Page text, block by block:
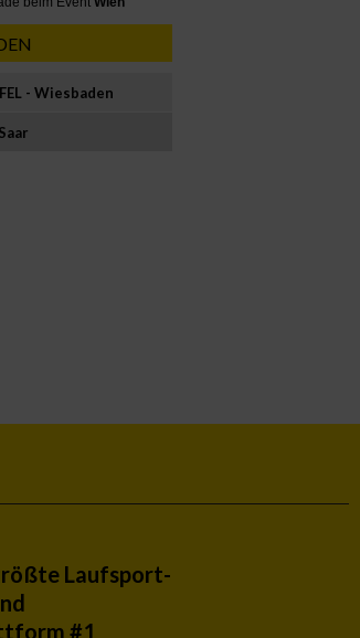
- Wiesbaden
Laufsport-
#1